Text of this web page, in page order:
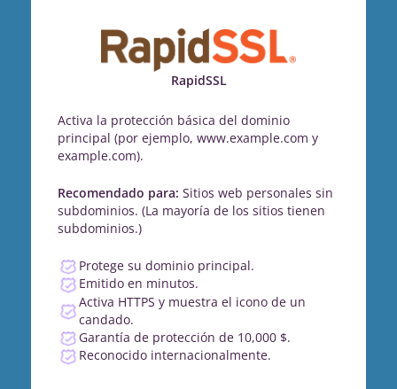
RapidSSL
Activa la protección básica del dominio
principal (por ejemplo, www.example.com y
example.com).
Recomendado para: Sitios web personales sin
subdominios. (La mayoría de los sitios tienen
subdominios.)
Protege su dominio principal.
Emitido en minutos.
Activa HTTPS y muestra el icono de un
candado.
Garantía de protección de 10,000 $.
Reconocido internacionalmente.